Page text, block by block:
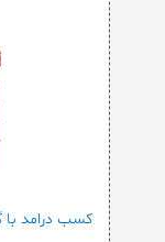
کسب درامد با